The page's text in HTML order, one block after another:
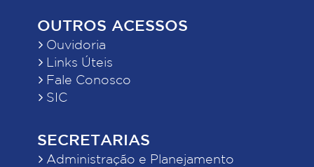
OUTROS ACESSOS
Ouvidoria
Links Úteis
Fale Conosco
SIC
SECRETARIAS
Administração e Planejamento